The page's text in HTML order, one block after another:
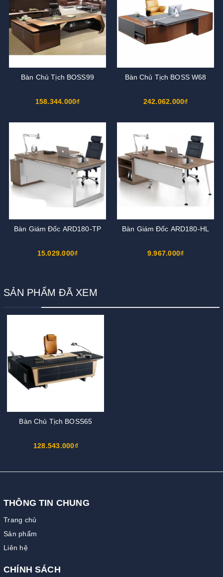
Bàn Chủ Tịch BOSS99
158.344.000₫
Bàn Chủ Tịch BOSS W68
242.062.000₫
Bàn Giám Đốc ARD180-TP
15.029.000₫
Bàn Giám Đốc ARD180-HL
9.967.000₫
SẢN PHẨM ĐÃ XEM
Bàn Chủ Tịch BOSS65
128.543.000₫
THÔNG TIN CHUNG
Trang chủ
Sản phẩm
Liên hệ
CHÍNH SÁCH